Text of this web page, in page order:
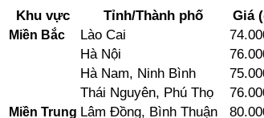
Khu vực Tỉnh/Thành phố Giá
Miền Bắc Lào Cai
Hà Nội
Hà Nam, Ninh Bình
Thái Nguyên, Phú Thọ
Miền Trung Lâm Đồng, Bình Thuận